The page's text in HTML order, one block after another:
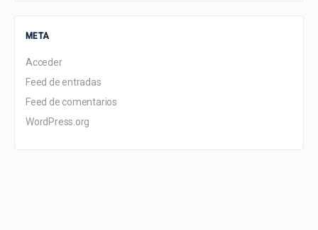
META
Acceder
Feed de entradas
Feed de comentarios
WordPress.org